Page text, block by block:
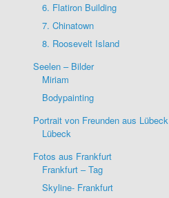
6. Flatiron Building
7. Chinatown
8. Roosevelt Island
Seelen – Bilder
Miriam
Bodypainting
Portrait von Freunden aus Lübeck
Lübeck
Fotos aus Frankfurt
Frankfurt – Tag
Skyline- Frankfurt